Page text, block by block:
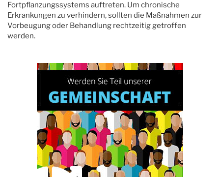
Fortpflanzungssystems auftreten. Um chronische
Erkrankungen zu verhindern, sollten die Maßnahmen zur
Vorbeugung oder Behandlung rechtzeitig getroffen
werden.